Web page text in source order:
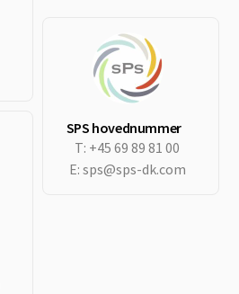
SPS hovednummer
T: +45 69 89 81 00
E: sps@sps-dk.com